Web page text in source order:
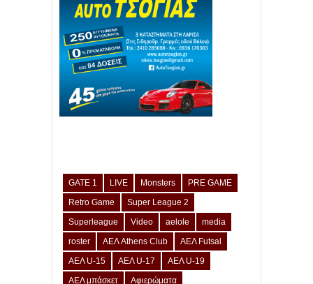
GATE 1 LIVE Monsters
PRE GAME
Retro Game
Super League 2
Superleague
Video aelole
media
roster
ΑΕΛ Athens Club
ΑΕΛ Futsal
ΑΕΛ U-15
ΑΕΛ U-17
ΑΕΛ U-19
ΑΕΛ μπάσκετ
Αφιερώματα